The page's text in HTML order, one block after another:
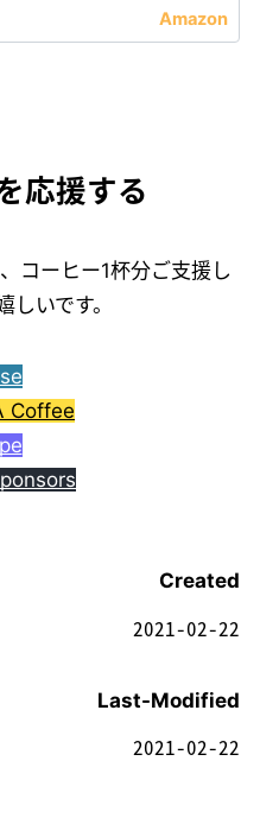
応援する
コーヒー1杯分ご支援し
しいです。
Coffee
Created
2021-02-22
Last-Modified
2021-02-22